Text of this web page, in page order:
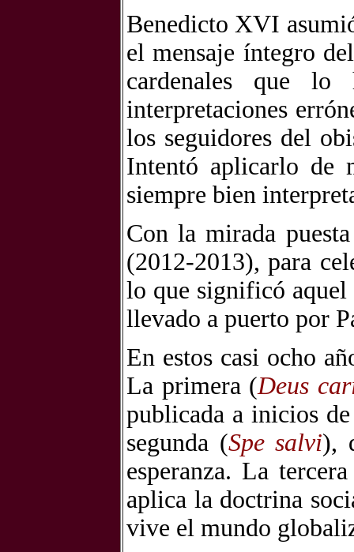
Benedicto XVI
el mensaje íntegro
cardenales que lo
interpretaciones
los seguidores del
Intentó aplicarlo de
siempre bien
Con la mirada
(2012-2013), para
lo que significó
llevado a puerto por
En estos casi ocho
La primera (Deus
publicada a inicios
segunda (Spe salvi),
esperanza. La
aplica la doctrina
vive el mundo